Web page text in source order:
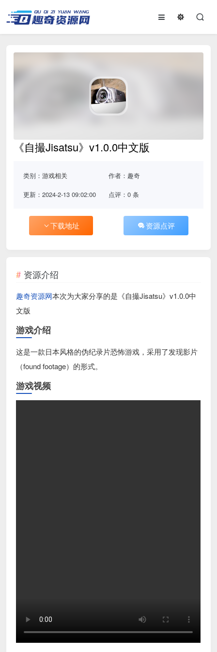
《自撮Jisatsu》v1.0.0中文版
类别：游戏相关 作者：趣奇
更新：2024-2-13 09:02:00 点评：0 条
下载地址 资源点评
资源介绍
趣奇资源网本次为大家分享的是《自撮Jisatsu》v1.0.0中
文版
游戏介绍
这是一款日本风格的伪纪录片恐怖游戏，采用了发现影片
（found footage）的形式。
游戏视频